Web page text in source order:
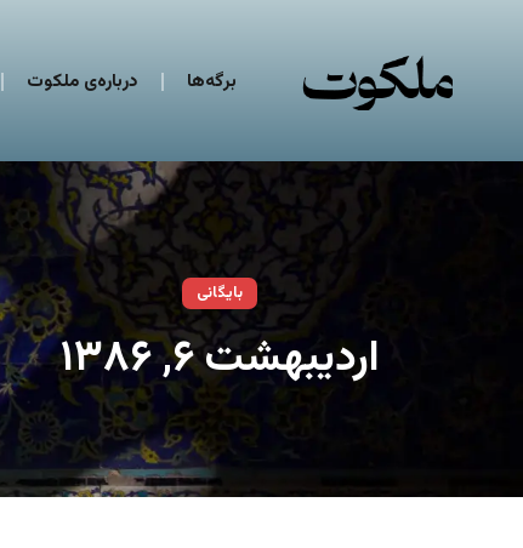
برگه‌ها درباره‌ی ملکوت
بایگانی
اردیبهشت ۶, ۱۳۸۶